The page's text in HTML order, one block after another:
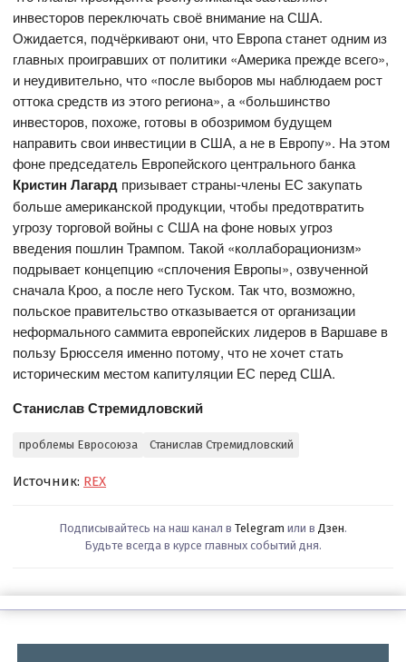
инвесторов переключать своё внимание на США.
Ожидается, подчёркивают они, что Европа станет одним из
главных проигравших от политики «Америка прежде всего»,
и неудивительно, что «после выборов мы наблюдаем рост
оттока средств из этого региона», а «большинство
инвесторов, похоже, готовы в обозримом будущем
направить свои инвестиции в США, а не в Европу». На этом
фоне председатель Европейского центрального банка
Кристин Лагард призывает страны-члены ЕС закупать
больше американской продукции, чтобы предотвратить
угрозу торговой войны с США на фоне новых угроз
введения пошлин Трампом. Такой «коллаборационизм»
подрывает концепцию «сплочения Европы», озвученной
сначала Кроо, а после него Туском. Так что, возможно,
польское правительство отказывается от организации
неформального саммита европейских лидеров в Варшаве в
пользу Брюсселя именно потому, что не хочет стать
историческим местом капитуляции ЕС перед США.
Станислав Стремидловский
проблемы Евросоюза Станислав Стремидловский
Источник: REX
Подписывайтесь на наш канал в Telegram или в Дзен.
Будьте всегда в курсе главных событий дня.